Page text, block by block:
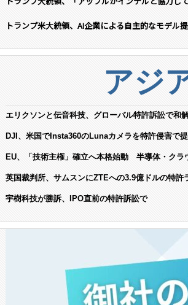
トランプ米大統領、AI企業による自主的なモデル
アジ
エリクソンと伝音科技、グローバル特許訴訟で和
DJI、米国でInsta360のLunaカメラを特許侵害で
EU、「技術主権」確立へ本格始動 半導体・クラ
英国裁判所、サムスンにZTEへの3.9億ドルの特許
宇樹科技が勝訴、IPO直前の特許訴訟で